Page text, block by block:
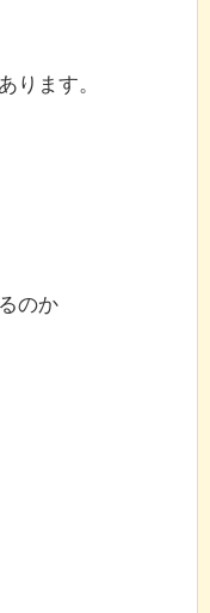
ります。
のか